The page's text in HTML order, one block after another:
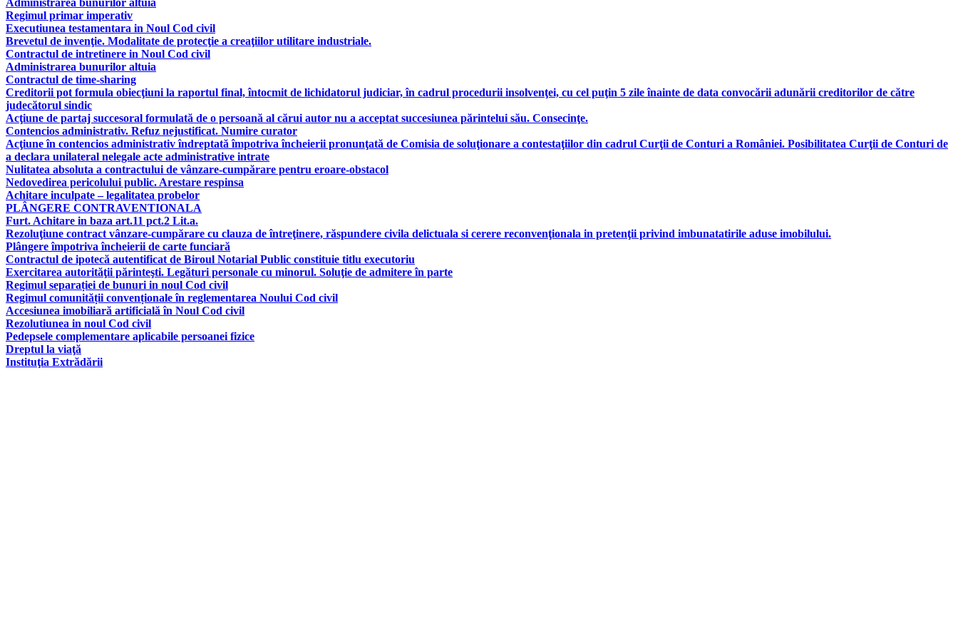
Regimul primar imperativ
Executiunea testamentara in Noul Cod civil
Brevetul de invenţie. Modalitate de protecţie a creaţiilor utilitare industriale.
Contractul de intretinere in Noul Cod civil
Administrarea bunurilor altuia
Contractul de time-sharing
Creditorii pot formula obiecţiuni la raportul final, întocmit de lichidatorul judiciar, în cadrul procedurii insolvenţei, cu cel puţin 5 zile înainte de data convocării adunării creditorilor de către
judecătorul sindic
Acţiune de partaj succesoral formulată de o persoană al cărui autor nu a acceptat succesiunea părintelui său. Consecinţe.
Contencios administrativ. Refuz nejustificat. Numire curator
Acţiune în contencios administrativ îndreptată împotriva încheierii pronunţată de Comisia de soluţionare a contestaţiilor din cadrul Curţii de Conturi a României. Posibilitatea Curţii de Conturi de
a declara unilateral nelegale acte administrative intrate
Nulitatea absoluta a contractului de vânzare-cumpărare pentru eroare-obstacol
Nedovedirea pericolului public. Arestare respinsa
Achitare inculpate – legalitatea probelor
PLÂNGERE CONTRAVENTIONALA
Furt. Achitare in baza art.11 pct.2 Lit.a.
Rezoluţiune contract vânzare-cumpărare cu clauza de întreţinere, răspundere civila delictuala si cerere reconvenţionala in pretenţii privind imbunatatirile aduse imobilului.
Plângere împotriva încheierii de carte funciară
Contractul de ipotecă autentificat de Biroul Notarial Public constituie titlu executoriu
Exercitarea autorităţii părinteşti. Legături personale cu minorul. Soluţie de admitere în parte
Regimul separației de bunuri in noul Cod civil
Regimul comunității convenționale în reglementarea Noului Cod civil
Accesiunea imobiliară artificială în Noul Cod civil
Rezolutiunea in noul Cod civil
Pedepsele complementare aplicabile persoanei fizice
Dreptul la viaţă
Instituţia Extrădării